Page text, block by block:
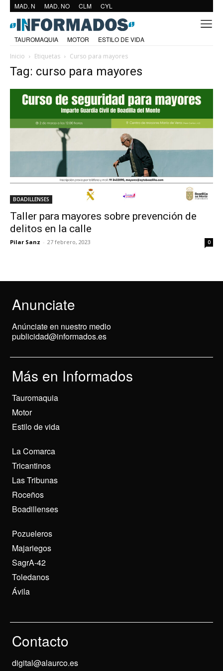
MAD. N MAD. NO CLM CYL
TAUROMAQUIA MOTOR
ESTILO DE VIDA
Inicio
Etiquetas Curso para mayores
Tag: curso para mayores
BOADILLENSES
Taller para mayores sobre prevención de
delitos en la calle
Pilar Sanz - 27 febrero, 2023 0
Anunciate
Anúnciate en nuestro medio
publicidad@informados.es
Más en Informados
Tauromaquia
Motor
Estilo de vida
La Comarca
Tricantinos
Las Tribunas
Roceños
Boadillenses
Pozueleros
Majariegos
SagrA-42
Toledanos
Ávila
Contacto
digital@alaurco.es